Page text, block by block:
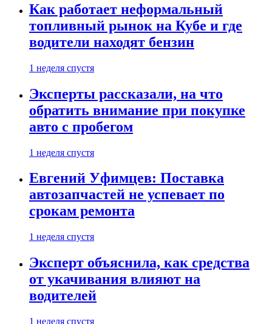
Как работает неформальный
топливный рынок на Кубе и где
водители находят бензин
1 неделя спустя
Эксперты рассказали, на что
обратить внимание при покупке
авто с пробегом
1 неделя спустя
Евгений Уфимцев: Поставка
автозапчастей не успевает по
срокам ремонта
1 неделя спустя
Эксперт объяснила, как средства
от укачивания влияют на
водителей
1 неделя спустя